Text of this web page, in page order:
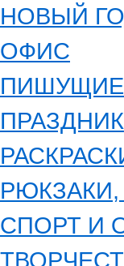
НОВЫЙ
ОФИС
ПРАЗДНИК
СПОРТ И